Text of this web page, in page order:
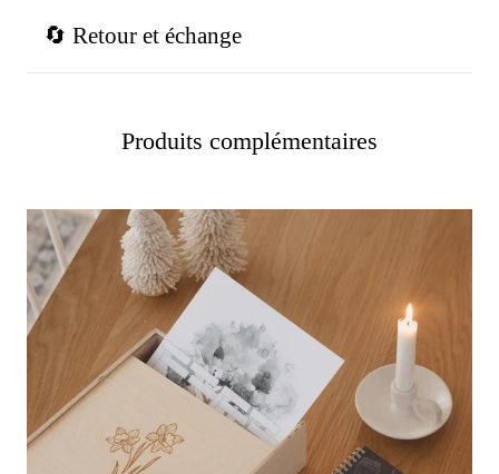
🔄 Retour et échange
Produits complémentaires